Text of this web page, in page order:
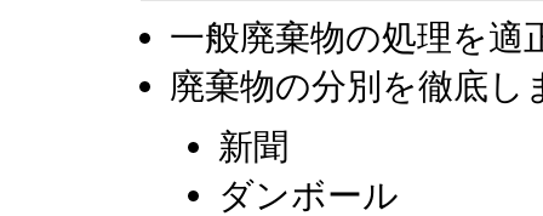
一般廃棄物の処理を適
廃棄物の分別を徹底し
新聞
ダンボール